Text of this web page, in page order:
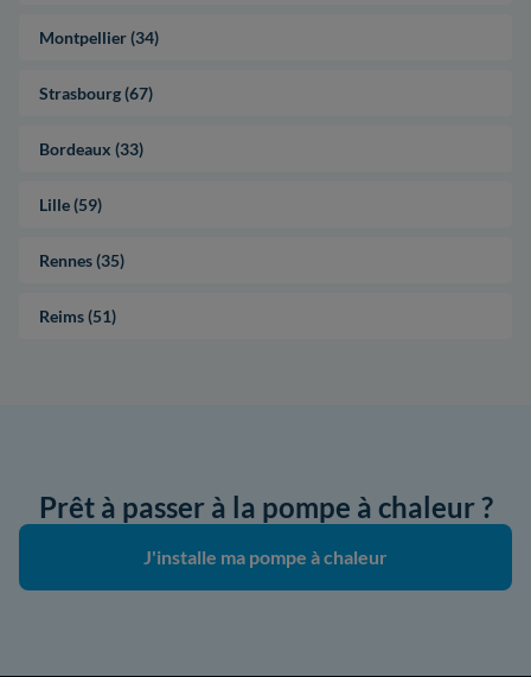
Montpellier (34)
Strasbourg (67)
Bordeaux (33)
Lille (59)
Rennes (35)
Reims (51)
Prêt à passer à la pompe à chaleur ?
J'installe ma pompe à chaleur